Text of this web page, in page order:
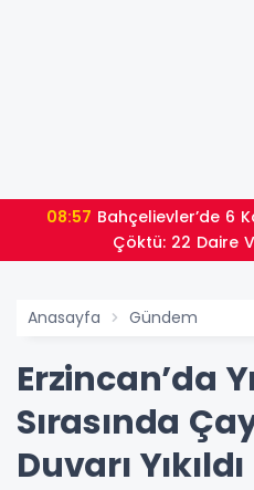
08:57
Çöktü: 22 Daire
Anasayfa Gündem
Erzincan’da
Sırasında
Duvarı Yıkıldı